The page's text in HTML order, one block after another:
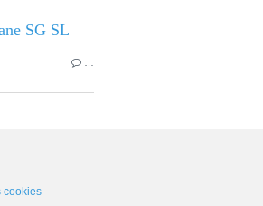
SG SL
cookies